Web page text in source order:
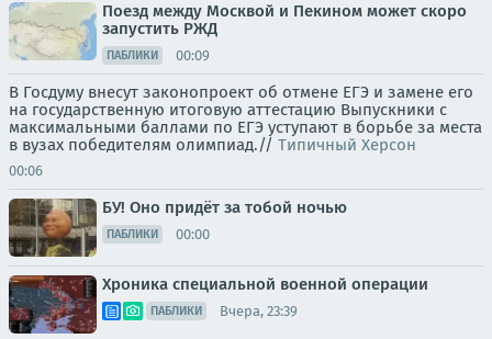
Поезд между Москвой и Пекином может скоро
запустить РЖД
ПАБЛИКИ 00:09
В Госдуму внесут законопроект об отмене ЕГЭ и замене его
на государственную итоговую аттестацию Выпускники с
максимальными баллами по ЕГЭ уступают в борьбе за места
в вузах победителям олимпиад.// Типичный Херсон
00:06
БУ! Оно придёт за тобой ночью
ПАБЛИКИ 00:00
Хроника специальной военной операции
ПАБЛИКИ Вчера, 23:39